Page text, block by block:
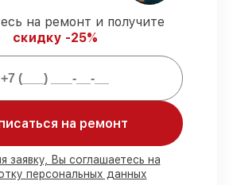
гарантия– все
сервису проводятся с
гарантией.
с возможностью наблюдения
для духовых
в наличии или
на ремонт и получите
скидку -25%
на ремонт
заявку, Вы соглашаетесь на
персональных данных